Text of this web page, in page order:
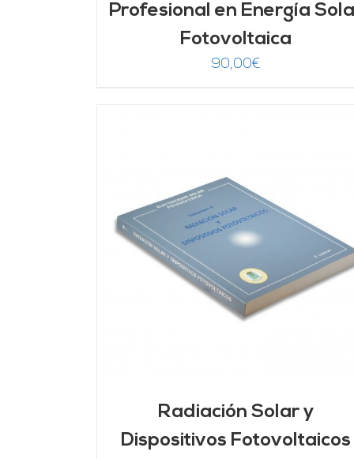
Profesional en Energía
Fotovoltaica
90,00€
Radiación Solar y
Dispositivos Fotovoltaicos
AÑADIR AL CARRITO DETALLES